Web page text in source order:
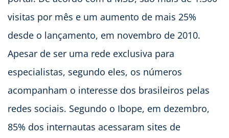
visitas por mês e um aumento de mais 25%
desde o lançamento, em novembro de 2010.
Apesar de ser uma rede exclusiva para
especialistas, segundo eles, os números
acompanham o interesse dos brasileiros pelas
redes sociais. Segundo o Ibope, em dezembro,
85% dos internautas acessaram sites de